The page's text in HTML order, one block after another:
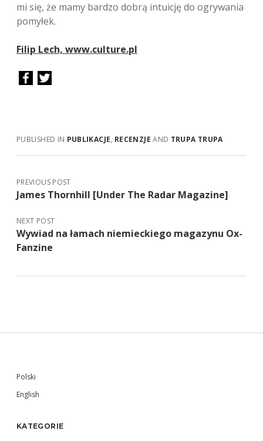
mi się, że mamy bardzo dobrą intuicję do ogrywania
pomyłek.
Filip Lech, www.culture.pl
PUBLISHED IN PUBLIKACJE, RECENZJE AND TRUPA TRUPA
PREVIOUS POST
James Thornhill [Under The Radar Magazine]
NEXT POST
Wywiad na łamach niemieckiego magazynu Ox-
Fanzine
Sidebar
Polski
English
KATEGORIE